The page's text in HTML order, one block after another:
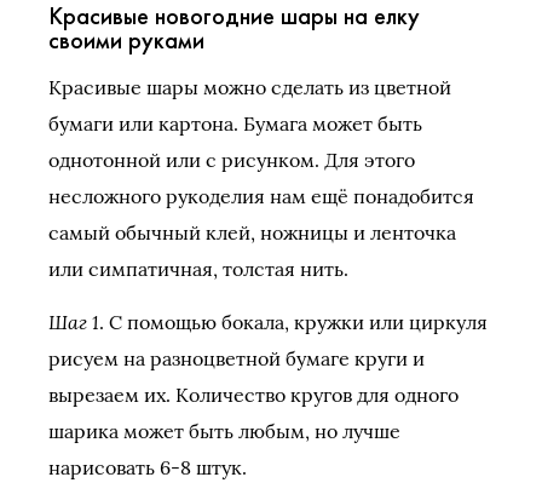
Красивые новогодние шары на елку
своими руками
Красивые шары можно сделать из цветной
бумаги или картона. Бумага может быть
однотонной или с рисунком. Для этого
несложного рукоделия нам ещё понадобится
самый обычный клей, ножницы и ленточка
или симпатичная, толстая нить.
Шаг 1. С помощью бокала, кружки или циркуля
рисуем на разноцветной бумаге круги и
вырезаем их. Количество кругов для одного
шарика может быть любым, но лучше
нарисовать 6-8 штук.